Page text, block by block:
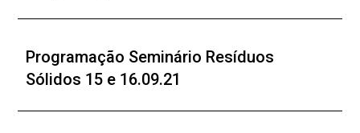
Programação Seminário Resíduos
Sólidos 15 e 16.09.21